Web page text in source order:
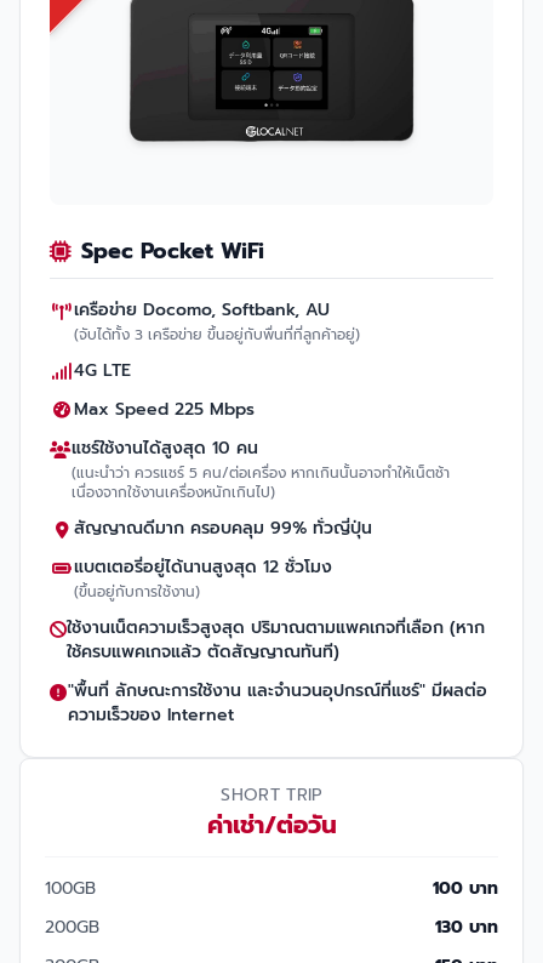
Spec Pocket WiFi
เครือข่าย Docomo, Softbank, AU
(จับได้ทั้ง 3 เครือข่าย ขึ้นอยู่กับพื่นที่ที่ลูกค้าอยู่)
4G LTE
Max Speed 225 Mbps
แชร์ใช้งานได้สูงสุด 10 คน
(แนะนำว่า ควรแชร์ 5 คน/ต่อเครื่อง หากเกินนั้นอาจทำให้เน็ตช้า
เนื่องจากใช้งานเครื่องหนักเกินไป)
สัญญาณดีมาก ครอบคลุม 99% ทั่วญี่ปุ่น
แบตเตอรี่อยู่ได้นานสูงสุด 12 ชั่วโมง
(ขึ้นอยู่กับการใช้งาน)
ใช้งานเน็ตความเร็วสูงสุด ปริมาณตามแพคเกจที่เลือก (หาก
ใช้ครบแพคเกจแล้ว ตัดสัญญาณทันที)
"พื้นที่ ลักษณะการใช้งาน และจำนวนอุปกรณ์ที่แชร์" มีผลต่อ
ความเร็วของ Internet
SHORT TRIP
ค่าเช่า/ต่อวัน
100GB
100 บาท
200GB
130 บาท